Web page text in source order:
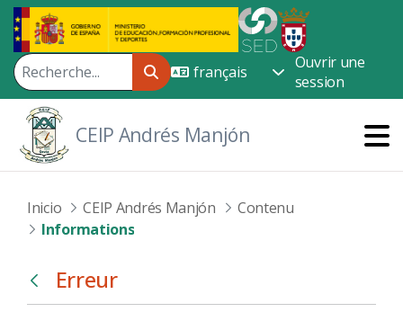
Saut au contenu principal
Ouvrir une
session
CEIP Andrés Manjón
Inicio CEIP Andrés Manjón
Contenu
Informations
Retour
Erreur